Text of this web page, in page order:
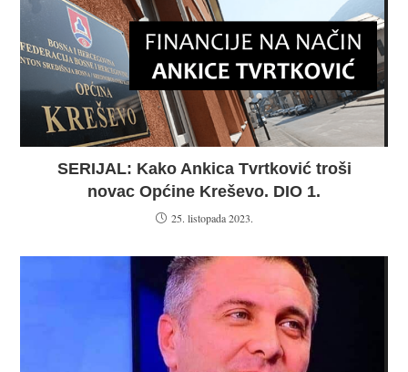
SERIJAL: Kako Ankica Tvrtković troši
novac Općine Kreševo. DIO 1.
25. listopada 2023.